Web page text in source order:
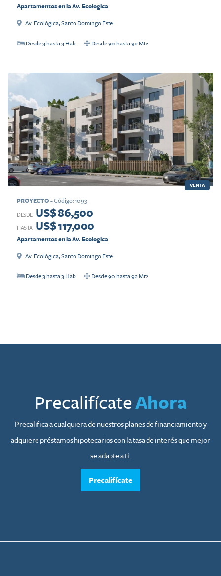
Apartamentos en la Av. Ecologica
Av. Ecológica,Santo Domingo Este
Desde3 hasta 3 Hab. Desde90 hasta 92Mt2
VENTA
PROYECTO -Código: 1093
DESDE US$ 86,500
HASTA US$ 117,000
Apartamentos en la Av. Ecologica
Av. Ecológica,Santo Domingo Este
Desde3 hasta 3 Hab. Desde90 hasta 92Mt2
PrecalifícateAhora
Precalifica a cualquiera de nuestros planes de financiamiento y
adquiere préstamos hipotecarios con la tasa de interés que mejor
se adapte a ti.
Precalifícate